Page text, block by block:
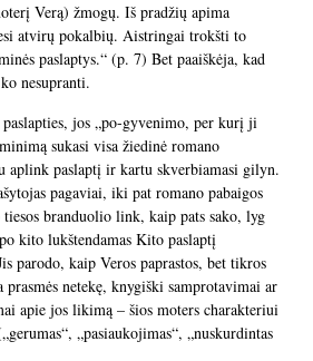
Verą) žmogų. Iš pradžių apima
atvirų pokalbių. Aistringai trokšti to
paslaptys.“ (p. 7) Bet paaiškėja, kad
nesupranti.
jos „po-gyvenimo, per kurį ji
sukasi visa žiedinė romano
aplink paslaptį ir kartu skverbiamasi gilyn.
pagaviai, iki pat romano pabaigos
branduolio link, kaip pats sako, lyg
kito lukštendamas Kito paslaptį
parodo, kaip Veros paprastos, bet tikros
netekę, knygiški samprotavimai ar
apie jos likimą – šios moters charakteriui
„pasiaukojimas“, „nuskurdintas